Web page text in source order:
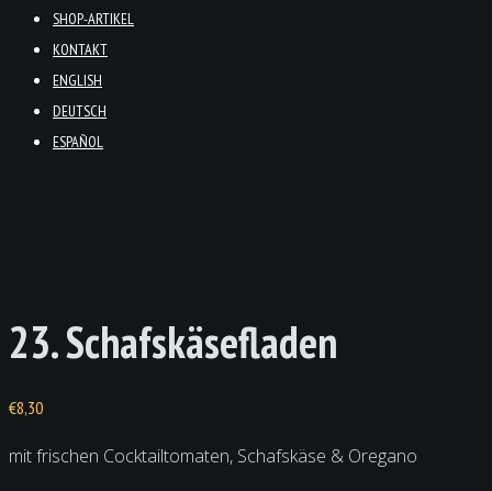
SHOP-ARTIKEL
KONTAKT
ENGLISH
DEUTSCH
ESPAÑOL
23. Schafskäsefladen
€8,30
mit frischen Cocktailtomaten, Schafskäse & Oregano